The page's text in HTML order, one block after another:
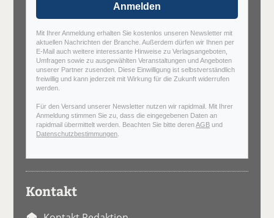
Anmelden
Mit Ihrer Anmeldung erhalten Sie kostenlos unseren Newsletter mit
aktuellen Nachrichten der Branche. Außerdem dürfen wir Ihnen per
E-Mail auch weitere interessante Hinweise zu Verlagsangeboten,
Umfragen sowie zu ausgewählten Veranstaltungen und Angeboten
unserer Partner zusenden. Diese Einwilligung ist selbstverständlich
freiwillig und kann jederzeit mit Wirkung für die Zukunft widerrufen
werden.
Für den Versand unserer Newsletter nutzen wir rapidmail. Mit Ihrer
Anmeldung stimmen Sie zu, dass die eingegebenen Daten an
rapidmail übermittelt werden. Beachten Sie bitte derenAGB und
Datenschutzbestimmungen
Kontakt